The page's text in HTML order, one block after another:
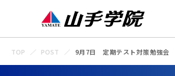
TOP POST 9月7日 定期テスト対策勉強会